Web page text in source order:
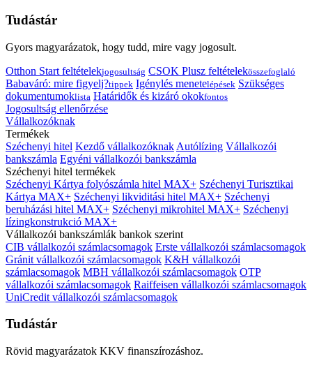
Tudástár
Gyors magyarázatok, hogy tudd, mire vagy jogosult.
Otthon Start feltételekjogosultság CSOK Plusz feltételekösszefoglaló
Babaváró: mire figyelj?tippek Igénylés menetelépések Szükséges
dokumentumoklista Határidők és kizáró okokfontos
Jogosultság ellenőrzése
Vállalkozóknak
Termékek
Széchenyi hitel Kezdő vállalkozóknak Autólízing Vállalkozói
bankszámla Egyéni vállalkozói bankszámla
Széchenyi hitel termékek
Széchenyi Kártya folyószámla hitel MAX+ Széchenyi Turisztikai
Kártya MAX+ Széchenyi likviditási hitel MAX+ Széchenyi
beruházási hitel MAX+ Széchenyi mikrohitel MAX+ Széchenyi
lízingkonstrukció MAX+
Vállalkozói bankszámlák bankok szerint
CIB vállalkozói számlacsomagok Erste vállalkozói számlacsomagok
Gránit vállalkozói számlacsomagok K&H vállalkozói
számlacsomagok MBH vállalkozói számlacsomagok OTP
vállalkozói számlacsomagok Raiffeisen vállalkozói számlacsomagok
UniCredit vállalkozói számlacsomagok
Tudástár
Rövid magyarázatok KKV finanszírozáshoz.